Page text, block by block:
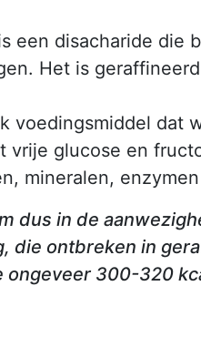
een disacharide die
Het is
voedingsmiddel dat
vrije glucose en
mineralen,
dus in de
die ontbreken in
300-320